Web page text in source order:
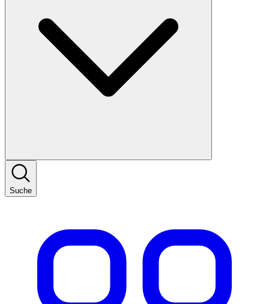
Suche